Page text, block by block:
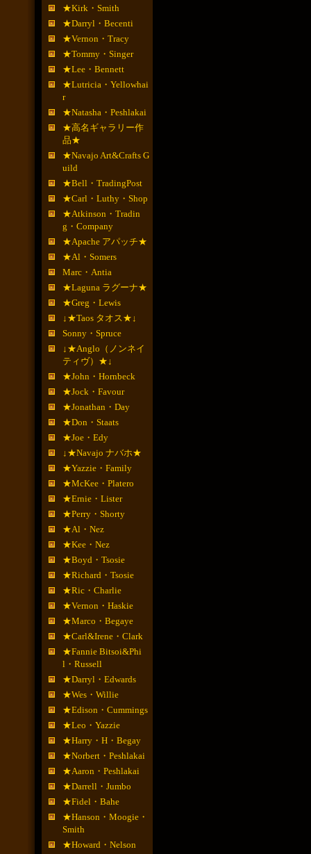
★Kirk・Smith
★Darryl・Becenti
★Vernon・Tracy
★Tommy・Singer
★Lee・Bennett
★Lutricia・Yellowhai
r
★Natasha・Peshlakai
★高名ギャラリー作
品★
★Navajo Art&Crafts G
uild
★Bell・TradingPost
★Carl・Luthy・Shop
★Atkinson・Tradin
g・Company
★Apache アパッチ★
★Al・Somers
Marc・Antia
★Laguna ラグーナ★
★Greg・Lewis
↓★Taos タオス★↓
Sonny・Spruce
↓★Anglo（ノンネイ
ティヴ）★↓
★John・Hornbeck
★Jock・Favour
★Jonathan・Day
★Don・Staats
★Joe・Edy
↓★Navajo ナバホ★
★Yazzie・Family
★McKee・Platero
★Ernie・Lister
★Perry・Shorty
★Al・Nez
★Kee・Nez
★Boyd・Tsosie
★Richard・Tsosie
★Ric・Charlie
★Vernon・Haskie
★Marco・Begaye
★Carl&Irene・Clark
★Fannie Bitsoi&Phi
l・Russell
★Darryl・Edwards
★Wes・Willie
★Edison・Cummings
★Leo・Yazzie
★Harry・H・Begay
★Norbert・Peshlakai
★Aaron・Peshlakai
★Darrell・Jumbo
★Fidel・Bahe
★Hanson・Moogie・
Smith
★Howard・Nelson